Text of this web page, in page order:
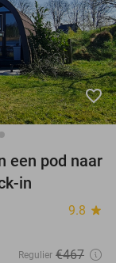
favorite_border
een pod naar
in
9.8 star
Regulier €467